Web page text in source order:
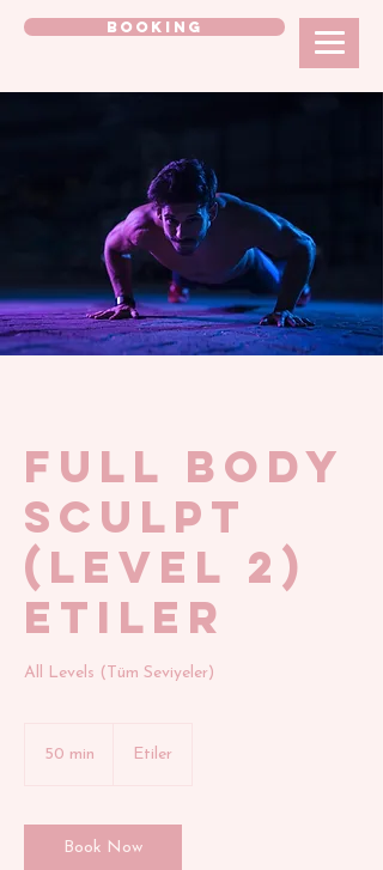
BOOKING
FULL BODY
SCULPT
(Level 2)
Etiler
All Levels (Tüm Seviyeler)
50 min
i
n
Etiler
Book Now